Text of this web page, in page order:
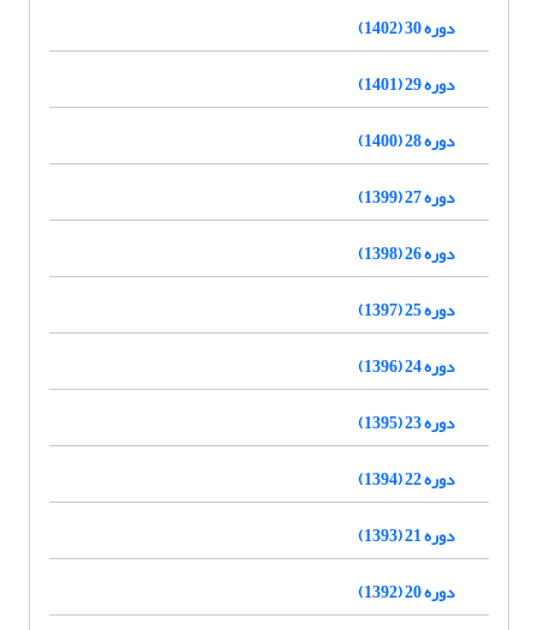
دوره 30 (1402)
دوره 29 (1401)
دوره 28 (1400)
دوره 27 (1399)
دوره 26 (1398)
دوره 25 (1397)
دوره 24 (1396)
دوره 23 (1395)
دوره 22 (1394)
دوره 21 (1393)
دوره 20 (1392)